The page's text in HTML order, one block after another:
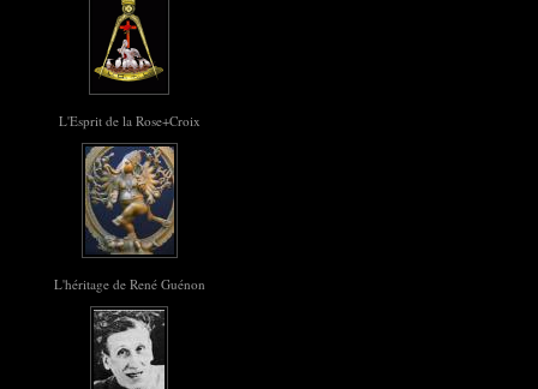
L'Esprit de la Rose+Croix
L'héritage de René Guénon